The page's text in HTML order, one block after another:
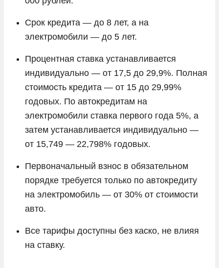
Срок кредита — до 8 лет, а на
электромобили — до 5 лет.
Процентная ставка устанавливается
индивидуально — от 17,5 до 29,9%. Полная
стоимость кредита — от 15 до 29,99%
годовых. По автокредитам на
электромобили ставка первого года 5%, а
затем устанавливается индивидуально —
от 15,749 — 22,798% годовых.
Первоначальный взнос в обязательном
порядке требуется только по автокредиту
на электромобиль — от 30% от стоимости
авто.
Все тарифы доступны без каско, не влияя
на ставку.